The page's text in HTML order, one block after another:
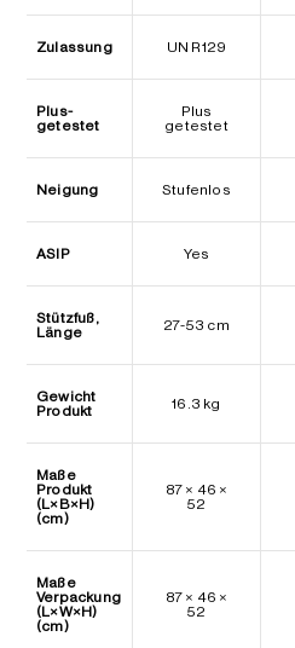
Zulassung UN R129
Plus-
getestet
Plus
getestet
Neigung Stufenlos
ASIP Yes
Stützfuß,
Länge
27-53 cm
Gewicht
Produkt
16.3 kg
Maße
Produkt
(L×B×H)
(cm)
87 × 46 ×
52
Maße
Verpackung
(L×W×H)
(cm)
87 × 46 ×
52